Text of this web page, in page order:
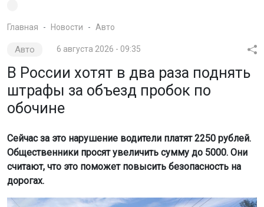
Главная Новости Авто
Авто 6 августа 2026 - 09:35
В России хотят в два раза поднять
штрафы за объезд пробок по
обочине
Сейчас за это нарушение водители платят 2250 рублей.
Общественники просят увеличить сумму до 5000. Они
считают, что это поможет повысить безопасность на
дорогах.